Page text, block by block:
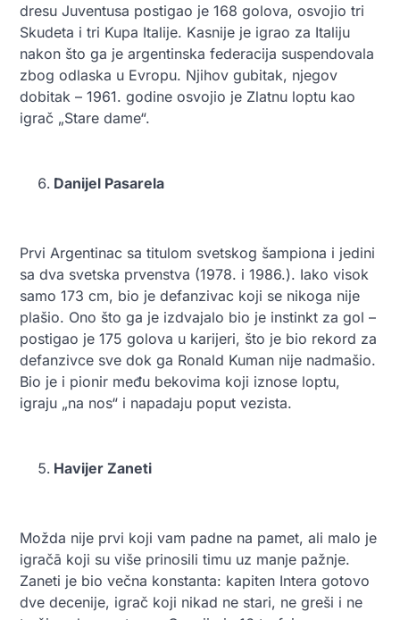
dresu Juventusa postigao je 168 golova, osvojio tri
Skudeta i tri Kupa Italije. Kasnije je igrao za Italiju
nakon što ga je argentinska federacija suspendovala
zbog odlaska u Evropu. Njihov gubitak, njegov
dobitak – 1961. godine osvojio je Zlatnu loptu kao
igrač „Stare dame“.
Danijel Pasarela
Prvi Argentinac sa titulom svetskog šampiona i jedini
sa dva svetska prvenstva (1978. i 1986.). Iako visok
samo 173 cm, bio je defanzivac koji se nikoga nije
plašio. Ono što ga je izdvajalo bio je instinkt za gol –
postigao je 175 golova u karijeri, što je bio rekord za
defanzivce sve dok ga Ronald Kuman nije nadmašio.
Bio je i pionir među bekovima koji iznose loptu,
igraju „na nos“ i napadaju poput vezista.
Havijer Zaneti
Možda nije prvi koji vam padne na pamet, ali malo je
igračā koji su više prinosili timu uz manje pažnje.
Zaneti je bio večna konstanta: kapiten Intera gotovo
dve decenije, igrač koji nikad ne stari, ne greši i ne